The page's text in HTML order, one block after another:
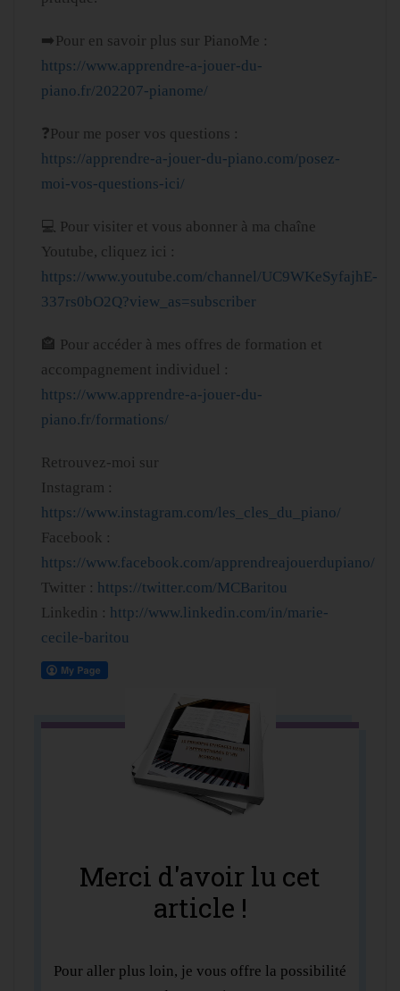
➡️Pour en savoir plus sur PianoMe :
https://www.apprendre-a-jouer-du-
piano.fr/202207-pianome/
❓Pour me poser vos questions :
https://apprendre-a-jouer-du-piano.com/posez-
moi-vos-questions-ici/
💻 Pour visiter et vous abonner à ma chaîne
Youtube, cliquez ici :
https://www.youtube.com/channel/UC9WKeSyfajhE-
337rs0bO2Q?view_as=subscriber
🏤 Pour accéder à mes offres de formation et
accompagnement individuel :
https://www.apprendre-a-jouer-du-
piano.fr/formations/
Retrouvez-moi sur
Instagram :
https://www.instagram.com/les_cles_du_piano/
Facebook :
https://www.facebook.com/apprendreajouerdupiano/
Twitter : https://twitter.com/MCBaritou
Linkedin : http://www.linkedin.com/in/marie-
cecile-baritou
Merci d'avoir lu cet
article !
Pour aller plus loin, je vous offre la possibilité